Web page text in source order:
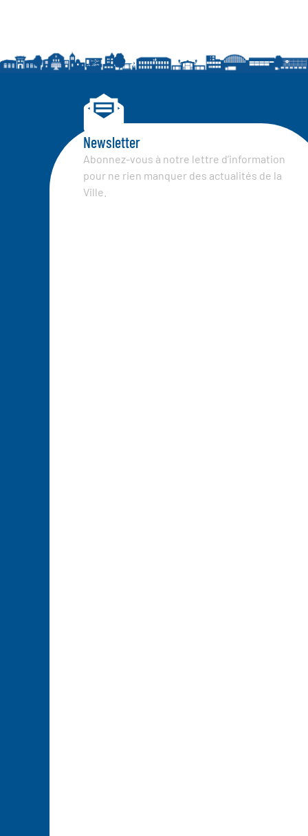
Newsletter
Abonnez-vous à notre lettre d’information
pour ne rien manquer des actualités de la
Ville.